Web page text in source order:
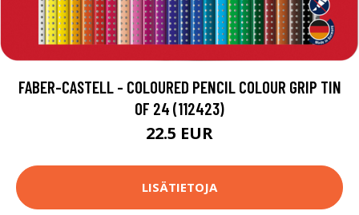
FABER-CASTELL - COLOURED PENCIL COLOUR GRIP TIN
OF 24 (112423)
22.5 EUR
LISÄTIETOJA